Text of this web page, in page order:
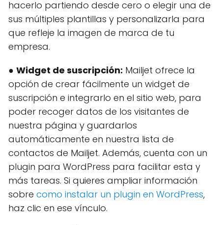
hacerlo partiendo desde cero o elegir una de
sus múltiples plantillas y personalizarla para
que refleje la imagen de marca de tu
empresa.
● Widget de suscripción: Mailjet ofrece la
opción de crear fácilmente un widget de
suscripción e integrarlo en el sitio web, para
poder recoger datos de los visitantes de
nuestra página y guardarlos
automáticamente en nuestra lista de
contactos de Mailjet. Además, cuenta con un
plugin para WordPress para facilitar esta y
más tareas. Si quieres ampliar información
sobre como instalar un plugin en WordPress,
haz clic en ese vínculo.